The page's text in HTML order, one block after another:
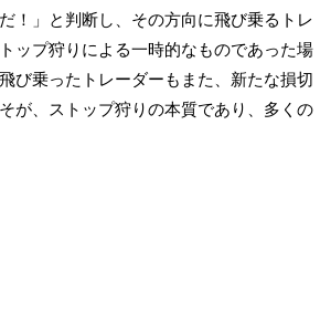
！」と判断し、その方向に飛び乗るトレ
ップ狩りによる一時的なものであった場
び乗ったトレーダーもまた、新たな損切
が、ストップ狩りの本質であり、多くの